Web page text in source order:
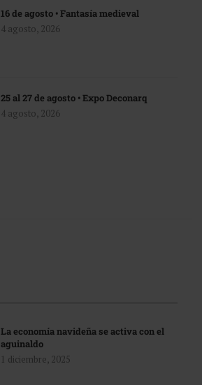
16 de agosto • Fantasía medieval
4 agosto, 2026
25 al 27 de agosto • Expo Deconarq
4 agosto, 2026
La economía navideña se activa con el
aguinaldo
1 diciembre, 2025